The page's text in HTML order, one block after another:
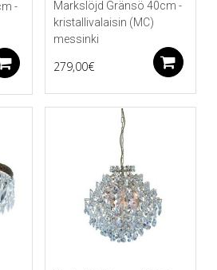
-
Lisää ostoskoriin
Markslöjd Gränsö 40cm -
kristallivalaisin (MC)
messinki
279,00€